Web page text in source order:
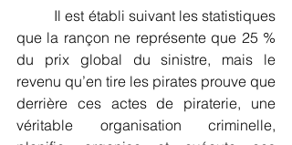
que la rançon ne représente que 25 %
du prix global du sinistre, mais le
revenu qu’en tire les pirates prouve que
derrière ces actes de piraterie, une
véritable organisation criminelle,